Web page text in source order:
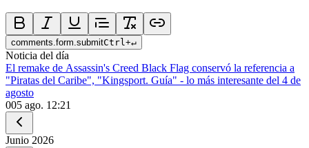
comments.form.submitCtrl +↵
Noticia del día
El remake de Assassin's Creed Black Flag conservó la referencia a
"Piratas del Caribe", "Kingsport. Guía" - lo más interesante del 4 de
agosto
005 ago. 12:21
Junio 2026